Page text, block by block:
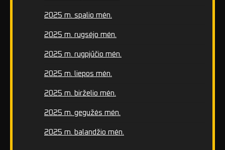
2025 m. spalio mėn.
2025 m. rugsėjo mėn.
2025 m. rugpjūčio mėn.
2025 m. liepos mėn.
2025 m. birželio mėn.
2025 m. gegužės mėn.
2025 m. balandžio mėn.